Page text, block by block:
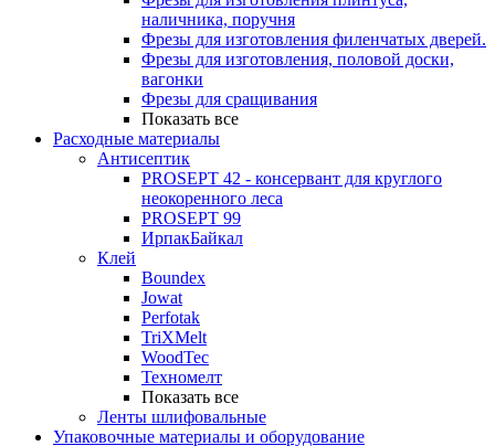
наличника, поручня
Фрезы для изготовления филенчатых дверей.
Фрезы для изготовления, половой доски,
вагонки
Фрезы для сращивания
Показать все
Расходные материалы
Антисептик
PROSEPT 42 - консервант для круглого
неокоренного леса
PROSEPT 99
ИрпакБайкал
Клей
Boundex
Jowat
Perfotak
TriXMelt
WoodTec
Техномелт
Показать все
Ленты шлифовальные
Упаковочные материалы и оборудование